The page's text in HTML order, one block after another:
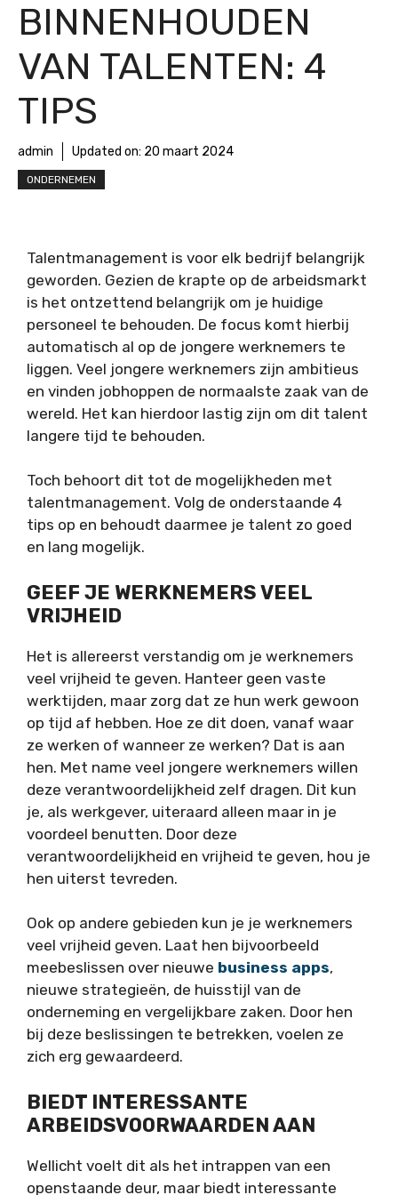
BINNENHOUDEN
VAN TALENTEN: 4
TIPS
admin Updated on: 20 maart 2024
ONDERNEMEN
Talentmanagement is voor elk bedrijf belangrijk
geworden. Gezien de krapte op de arbeidsmarkt
is het ontzettend belangrijk om je huidige
personeel te behouden. De focus komt hierbij
automatisch al op de jongere werknemers te
liggen. Veel jongere werknemers zijn ambitieus
en vinden jobhoppen de normaalste zaak van de
wereld. Het kan hierdoor lastig zijn om dit talent
langere tijd te behouden.
Toch behoort dit tot de mogelijkheden met
talentmanagement. Volg de onderstaande 4
tips op en behoudt daarmee je talent zo goed
en lang mogelijk.
GEEF JE WERKNEMERS VEEL
VRIJHEID
Het is allereerst verstandig om je werknemers
veel vrijheid te geven. Hanteer geen vaste
werktijden, maar zorg dat ze hun werk gewoon
op tijd af hebben. Hoe ze dit doen, vanaf waar
ze werken of wanneer ze werken? Dat is aan
hen. Met name veel jongere werknemers willen
deze verantwoordelijkheid zelf dragen. Dit kun
je, als werkgever, uiteraard alleen maar in je
voordeel benutten. Door deze
verantwoordelijkheid en vrijheid te geven, hou je
hen uiterst tevreden.
Ook op andere gebieden kun je je werknemers
veel vrijheid geven. Laat hen bijvoorbeeld
meebeslissen over nieuwe business apps,
nieuwe strategieën, de huisstijl van de
onderneming en vergelijkbare zaken. Door hen
bij deze beslissingen te betrekken, voelen ze
zich erg gewaardeerd.
BIEDT INTERESSANTE
ARBEIDSVOORWAARDEN AAN
Wellicht voelt dit als het intrappen van een
openstaande deur, maar biedt interessante